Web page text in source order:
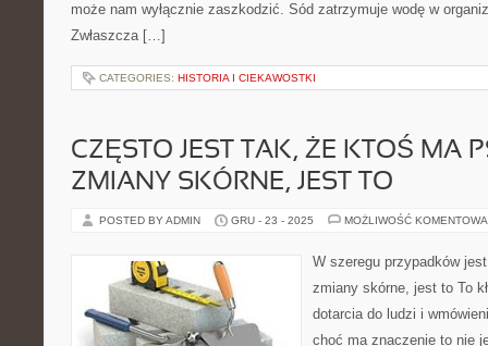
może nam wyłącznie zaszkodzić. Sód zatrzymuje wodę w
Zwłaszcza […]
CATEGORIES: HISTORIA I CIEKAWOSTKI
CZĘSTO JEST TAK, ŻE KTOŚ MA
ZMIANY SKÓRNE, JEST TO
POSTED BY ADMIN GRU - 23 - 2025 MOŻLIWOŚĆ
W szeregu przypadków
zmiany skórne, jest to To
dotarcia do ludzi i
choć ma znaczenie to nie